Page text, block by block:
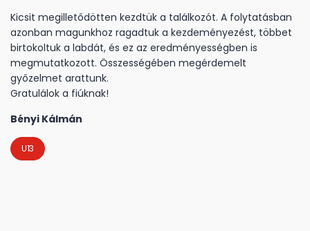
Kicsit megilletődötten kezdtük a találkozót. A folytatásban
azonban magunkhoz ragadtuk a kezdeményezést, többet
birtokoltuk a labdát, és ez az eredményességben is
megmutatkozott. Összességében megérdemelt
győzelmet arattunk.
Gratulálok a fiúknak!
Bényi Kálmán
U13